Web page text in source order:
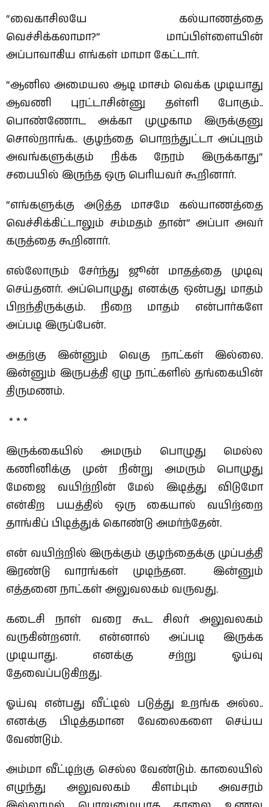
“வைகாசிலயே கல்யாணத்தை
வெச்சிக்கலாமா?” மாப்பிள்ளையின்
அப்பாவாகிய எங்கள் மாமா கேட்டார்.
“ஆனில அமையல ஆடி மாசம் வெக்க முடியாது
ஆவணி புரட்டாசின்னு தள்ளி போகும்..
பொண்ணோட அக்கா முழுகாம இருக்குனு
சொல்றாங்க.. குழந்தை பொறந்துட்டா அப்புறம்
அவங்களுக்கும் நிக்க நேரம் இருக்காது”
சபையில் இருந்த ஒரு பெரியவர் கூறினார்.
“எங்களுக்கு அடுத்த மாசமே கல்யாணத்தை
வெச்சிக்கிட்டாலும் சம்மதம் தான்” அப்பா அவர்
கருத்தை கூறினார்.
எல்லோரும் சேர்ந்து ஜூன் மாதத்தை முடிவு
செய்தனர். அப்பொழுது எனக்கு ஒன்பது மாதம்
பிறந்திருக்கும். நிறை மாதம் என்பார்களே
அப்படி இருப்பேன்.
அதற்கு இன்னும் வெகு நாட்கள் இல்லை.
இன்னும் இருபத்தி ஏழு நாட்களில் தங்கையின்
திருமணம்.
* * *
இருக்கையில் அமரும் பொழுது மெல்ல
கணினிக்கு முன் நின்று அமரும் பொழுது
மேஜை வயிற்றின் மேல் இடித்து விடுமோ
என்கிற பயத்தில் ஒரு கையால் வயிற்றை
தாங்கிப் பிடித்துக் கொண்டு அமர்ந்தேன்.
என் வயிற்றில் இருக்கும் குழந்தைக்கு முப்பத்தி
இரண்டு வாரங்கள் முடிந்தன. இன்னும்
எத்தனை நாட்கள் அலுவலகம் வருவது.
கடைசி நாள் வரை கூட சிலர் அலுவலகம்
வருகின்றனர். என்னால் அப்படி இருக்க
முடியாது. எனக்கு சற்று ஓய்வு
தேவைப்படுகிறது.
ஓய்வு என்பது வீட்டில் படுத்து உறங்க அல்ல..
எனக்கு பிடித்தமான வேலைகளை செய்ய
வேண்டும்.
அம்மா வீட்டிற்கு செல்ல வேண்டும். காலையில்
எழுந்து அலுவலகம் கிளம்பும் அவசரம்